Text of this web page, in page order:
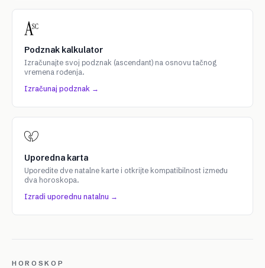
Podznak kalkulator
Izračunajte svoj podznak (ascendant) na osnovu tačnog
vremena rođenja.
Izračunaj podznak →
Uporedna karta
Uporedite dve natalne karte i otkrijte kompatibilnost između
dva horoskopa.
Izradi uporednu natalnu →
HOROSKOP